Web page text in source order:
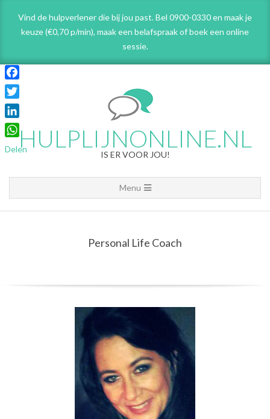
content
Vind de hulpverlener die bij jou past. Bel 0900-0330 en maak je
keuze (€0,70 p/min), maak een belafspraakof boek een online
sessie.
HULPLIJNONLINE.NL
IS ER VOOR JOU!
Navigation
Menu
Menu
Personal Life Coach
Facebook
Twitter
LinkedIn
WhatsApp
Delen